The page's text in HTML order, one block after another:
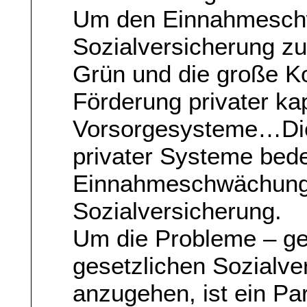
Um den
Sozialversicherung
Grün und die große
Förderung privater
privater Systeme
Sozialversicherung.
Um die Probleme –
gesetzlichen
anzugehen, ist ein